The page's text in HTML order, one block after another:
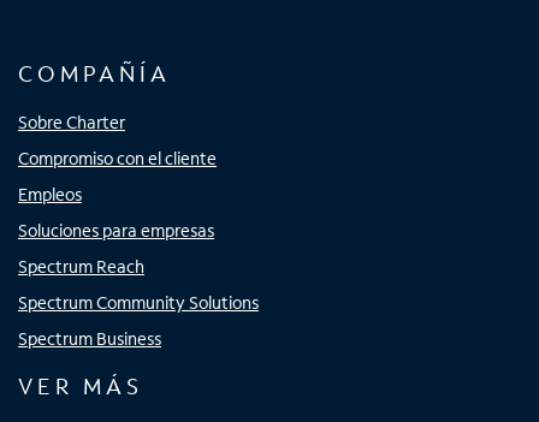
COMPAÑÍA
Sobre Charter
Compromiso con el cliente
Empleos
Soluciones para empresas
Spectrum Reach
Spectrum Community Solutions
Spectrum Business
VER MÁS